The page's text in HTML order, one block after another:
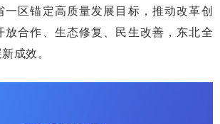
一区锚定高质量发展目标，推动改革创
放合作、生态修复、民生改善，东北全
成效。